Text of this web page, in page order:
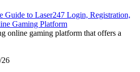
Guide to Laser247 Login, Registration,
Gaming Platform
online gaming platform that offers a
26